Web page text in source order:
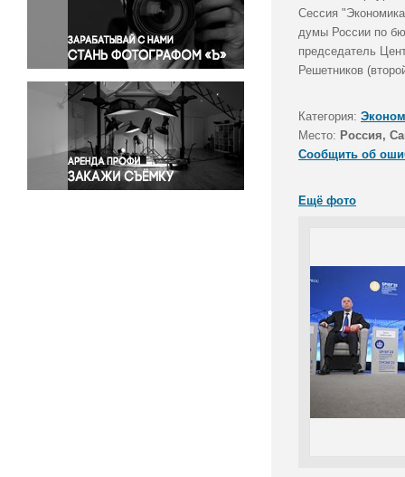
Правосудие
Происшествия и конфликты
Религия
Светская жизнь
Спорт
Экология
Экономика и бизнес
Сессия
думы России по
председатель
Решетников
Категория:
Место: Россия,
Сообщить об
Ещё фото